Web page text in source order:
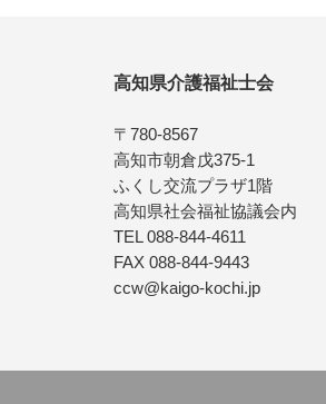
高知県介護福祉士会
〒780-8567
高知市朝倉戊375-1
ふくし交流プラザ1階
高知県社会福祉協議会内
TEL 088-844-4611
FAX 088-844-9443
ccw@kaigo-kochi.jp